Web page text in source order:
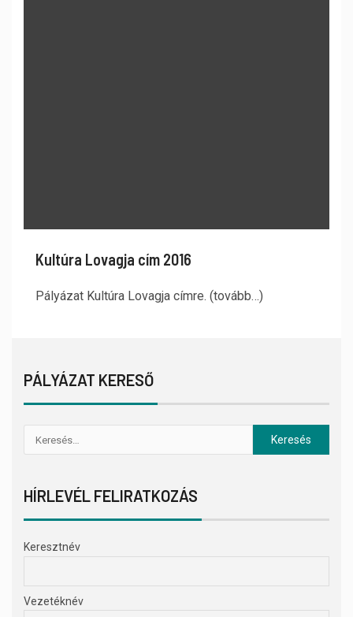
Kultúra Lovagja cím 2016
Pályázat Kultúra Lovagja címre. (tovább…)
PÁLYÁZAT KERESŐ
HÍRLEVÉL FELIRATKOZÁS
Keresztnév
Vezetéknév